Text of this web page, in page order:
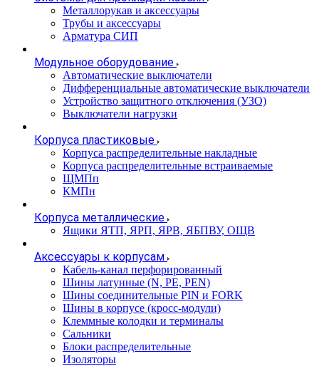
Металлорукав и аксессуары
Трубы и аксессуары
Арматура СИП
Модульное оборудование
Автоматические выключатели
Дифференциальные автоматические выключатели
Устройство защитного отключения (УЗО)
Выключатели нагрузки
Корпуса пластиковые
Корпуса распределительные накладные
Корпуса распределительные встраиваемые
ЩМПп
КМПн
Корпуса металлические
Ящики ЯТП, ЯРП, ЯРВ, ЯБПВУ, ОЩВ
Аксессуары к корпусам
Кабель-канал перфорированный
Шины латунные (N, PE, PEN)
Шины соединительные PIN и FORK
Шины в корпусе (кросс-модули)
Клеммные колодки и терминалы
Сальники
Блоки распределительные
Изоляторы